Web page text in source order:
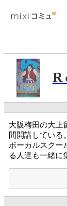
R
大阪梅田の大上
間開講している
ボーカルスクー
る人達も一緒に